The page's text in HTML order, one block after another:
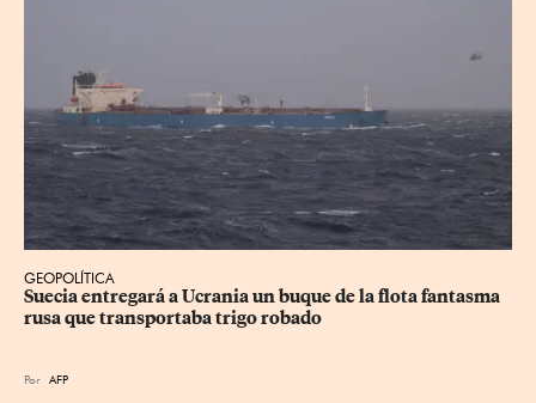
GEOPOLÍTICA
Suecia entregará a Ucrania un buque de la flota fantasma
rusa que transportaba trigo robado
Por AFP